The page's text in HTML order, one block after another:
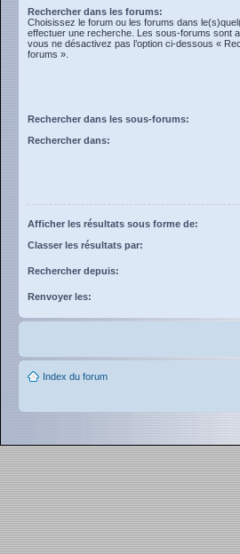
Rechercher dans les forums:
Choisissez le forum ou les forums dans
effectuer une recherche. Les sous-forums sont
vous ne désactivez pas l’option ci-dessous «
forums ».
Rechercher dans les sous-forums:
Rechercher dans:
Afficher les résultats sous forme de:
Classer les résultats par:
Rechercher depuis:
Renvoyer les:
Index du forum